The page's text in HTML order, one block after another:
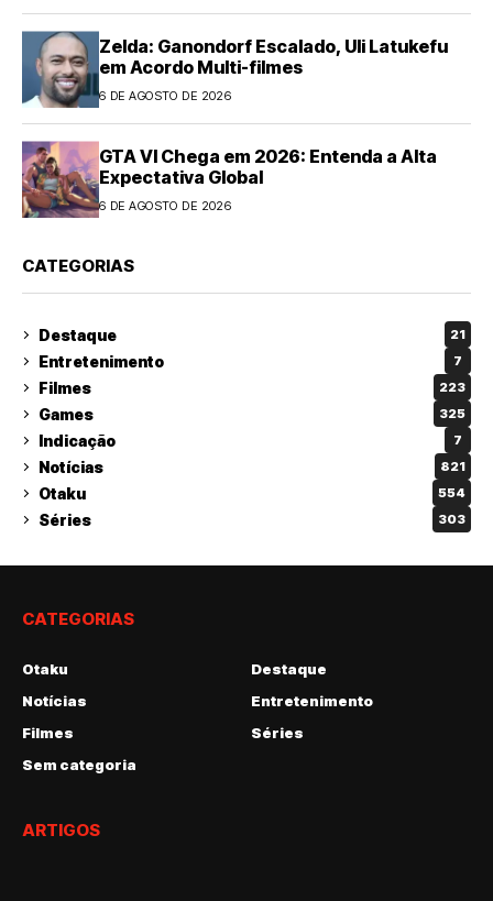
Zelda: Ganondorf Escalado, Uli Latukefu
em Acordo Multi-filmes
6 DE AGOSTO DE 2026
GTA VI Chega em 2026: Entenda a Alta
Expectativa Global
6 DE AGOSTO DE 2026
CATEGORIAS
Destaque 21
Entretenimento 7
Filmes 223
Games 325
Indicação 7
Notícias 821
Otaku 554
Séries 303
CATEGORIAS
Otaku
Destaque
Notícias
Entretenimento
Filmes
Séries
Sem categoria
ARTIGOS